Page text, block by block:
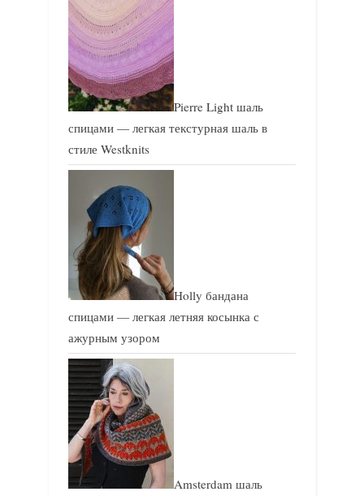
Pierre Light шаль
спицами — легкая текстурная шаль в
стиле Westknits
Holly бандана
спицами — легкая летняя косынка с
ажурным узором
Amsterdam шаль